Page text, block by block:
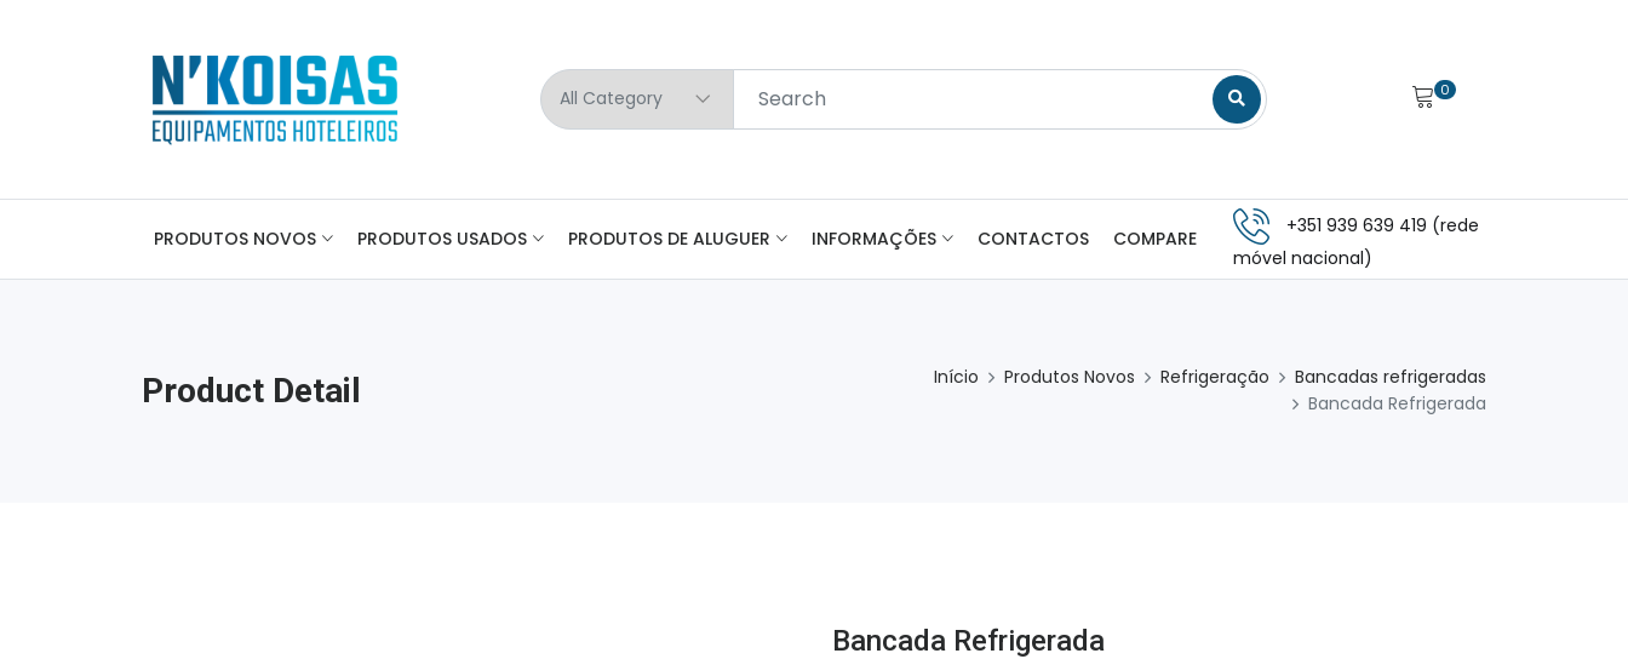
0
PRODUTOS NOVOS PRODUTOS USADOS PRODUTOS DE ALUGUER INFORMAÇÕES CONTACTOS COMPARE
+351 939 639 419 (rede
móvel nacional)
Product Detail Início Produtos Novos Refrigeração
Bancadas refrigeradas
Bancada Refrigerada
Bancada Refrigerada